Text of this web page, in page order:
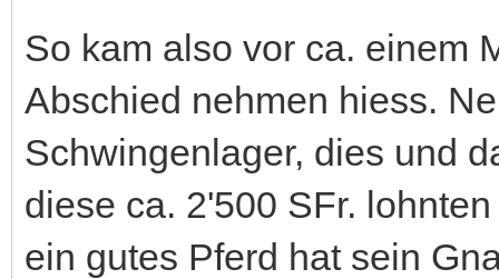
So kam also vor ca. einem
Abschied nehmen hiess.
Schwingenlager, dies und
diese ca. 2'500 SFr.
ein gutes Pferd hat sein